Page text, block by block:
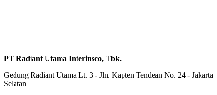
PT Radiant Utama Interinsco, Tbk.
Gedung Radiant Utama Lt. 3 - Jln. Kapten Tendean No. 24 - Jakarta
Selatan